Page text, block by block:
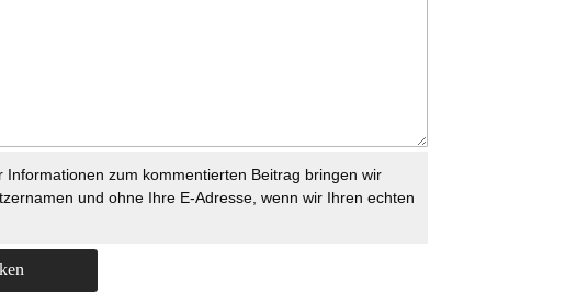
Informationen zum kommentierten Beitrag bringen wir
und ohne Ihre E-Adresse, wenn wir Ihren echten